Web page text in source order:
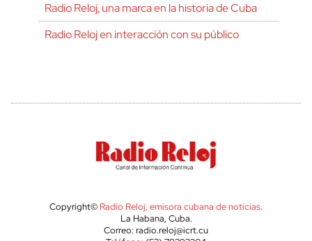
Radio Reloj, una marca en la historia de Cuba
Radio Reloj en interacción con su público
Copyright© Radio Reloj, emisora cubana de noticias.
La Habana, Cuba.
Correo: radio.reloj@icrt.cu